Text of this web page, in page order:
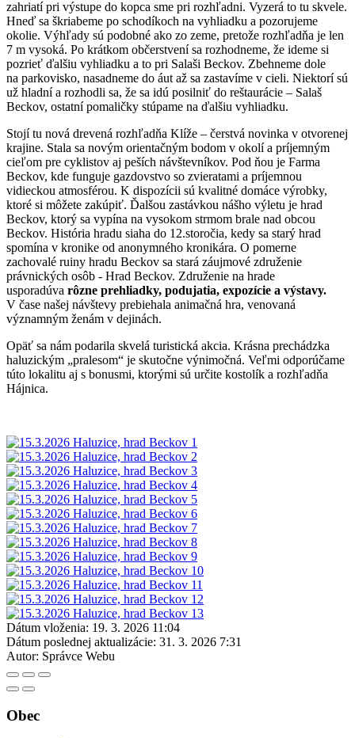
zahriatí pri výstupe do kopca sme pri rozhľadni. Vyzerá to tu skvele.
Hneď sa škriabeme po schodíkoch na vyhliadku a pozorujeme
okolie. Výhľady sú podobné ako zo zeme, pretože rozhľadňa je len
7 m vysoká. Po krátkom občerstvení sa rozhodneme, že ideme si
pozrieť ďalšiu vyhliadku a to pri Salaši Beckov. Zbehneme dole
na parkovisko, nasadneme do áut až sa zastavíme v cieli. Niektorí sú
už hladní a rozhodli sa, že sa idú posilniť do reštaurácie – Salaš
Beckov, ostatní pomaličky stúpame na ďalšiu vyhliadku.
Stojí tu nová drevená rozhľadňa Klíže – čerstvá novinka v otvorenej
krajine. Stala sa novým orientačným bodom v okolí a príjemným
cieľom pre cyklistov aj peších návštevníkov. Pod ňou je Farma
Beckov, kde funguje gazdovstvo so zvieratami a príjemnou
vidieckou atmosférou. K dispozícii sú kvalitné domáce výrobky,
ktoré si môžete zakúpiť. Ďalšou zastávkou nášho výletu je hrad
Beckov, ktorý sa vypína na vysokom strmom brale nad obcou
Beckov. História hradu siaha do 12.storočia, kedy sa starý hrad
spomína v kronike od anonymného kronikára. O pomerne
zachovalé ruiny hradu Beckov sa stará záujmové združenie
právnických osôb - Hrad Beckov. Združenie na hrade
usporadúva rôzne prehliadky, podujatia, expozície a výstavy.
V čase našej návštevy prebiehala animačná hra, venovaná
významným ženám v dejinách.
Opäť sa nám podarila skvelá turistická akcia. Krásna prechádzka
haluzickým „pralesom“ je skutočne výnimočná. Veľmi odporúčame
túto lokalitu aj s bonusmi, ktorými sú určite kostolík a rozhľadňa
Hájnica.
Dátum vloženia: 19. 3. 2026 11:04
Dátum poslednej aktualizácie: 31. 3. 2026 7:31
Autor: Správce Webu
Obec